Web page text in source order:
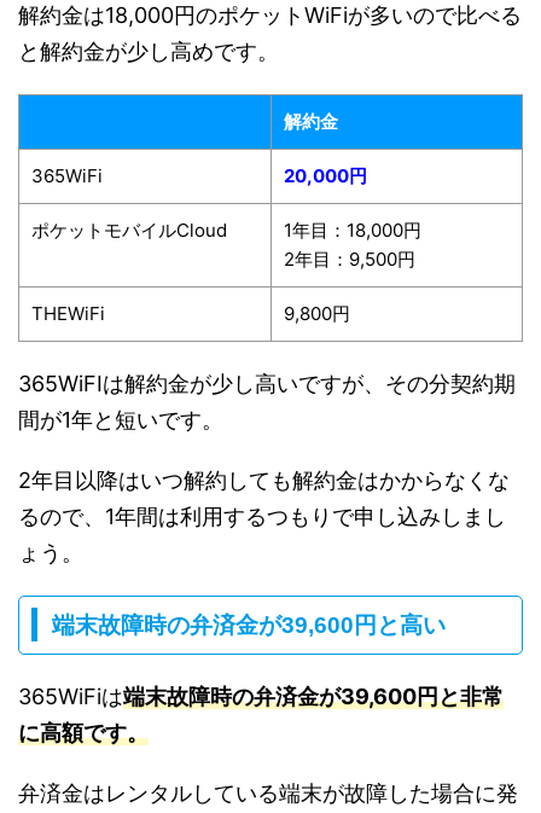
解約金は18,000円のポケットWiFiが多いので比べる
と解約金が少し高めです。
解約金
365WiFi 20,000円
ポケットモバイルCloud
1年目：18,000円
2年目：9,500円
THEWiFi 9,800円
365WiFIは解約金が少し高いですが、その分契約期
間が1年と短いです。
2年目以降はいつ解約しても解約金はかからなくな
るので、1年間は利用するつもりで申し込みしまし
ょう。
端末故障時の弁済金が39,600円と高い
365WiFiは端末故障時の弁済金が39,600円と非常
に高額です。
弁済金はレンタルしている端末が故障した場合に発